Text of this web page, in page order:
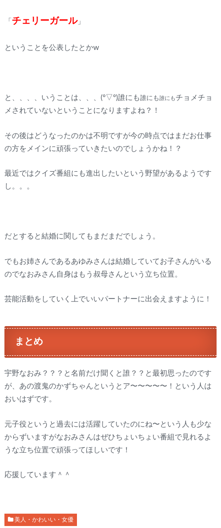
「 チェリーガール」
ということを公表したとかw
と、、、、いうことは、、、(°▽°)誰にも誰にも誰にもチョメチョ
メされていないということになりますよね？！
その後はどうなったのかは不明ですが今の時点ではまだお仕事
の方をメインに頑張っていきたいのでしょうかね！？
最近ではクイズ番組にも進出したいという野望があるようです
し。。。
だとすると結婚に関してもまだまだでしょう。
でもお姉さんであるあゆみさんは結婚していてお子さんがいる
のでなおみさん自身はもう叔母さんという立ち位置。
芸能活動をしていく上でいいパートナーに出会えますように！
まとめ
宇野なおみ？？？と名前だけ聞くと誰？？と最初思ったのです
が、あの渡鬼のかずちゃんというとア〜〜〜〜〜！という人は
おいはずです。
元子役というと過去には活躍していたのにね〜という人も少な
からずいますがなおみさんはぜひちょいちょい番組で見れるよ
うな立ち位置で頑張ってほしいです！
応援しています＾＾
美人・かわいい・女優